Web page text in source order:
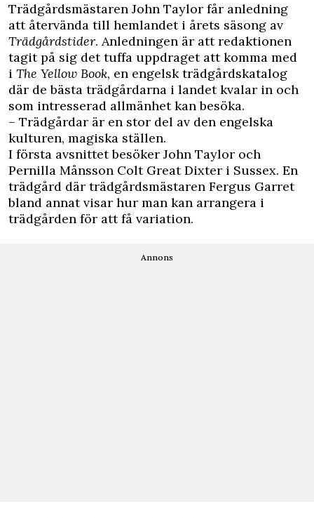
Trädgårdsmästaren John Taylor får anledning
att återvända till hemlandet i årets säsong av
Trädgårdstider. Anledningen är att redaktionen
tagit på sig det tuffa uppdraget att komma med
i The Yellow Book, en engelsk trädgårdskatalog
där de bästa trädgårdarna i landet kvalar in och
som intresserad allmänhet kan besöka.
– Trädgårdar är en stor del av den engelska
kulturen, magiska ställen.
I första avsnittet besöker John Taylor och
Pernilla Månsson Colt Great Dixter i Sussex. En
trädgård där trädgårdsmästaren Fergus Garret
bland annat visar hur man kan arrangera i
trädgården för att få variation.
Annons